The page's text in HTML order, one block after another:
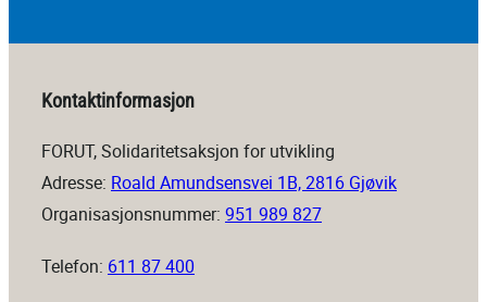
Kontaktinformasjon
FORUT, Solidaritetsaksjon for utvikling
Adresse: Roald Amundsensvei 1B, 2816 Gjøvik
Organisasjonsnummer: 951 989 827
Telefon: 611 87 400